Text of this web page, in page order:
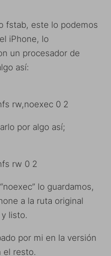
fstab, este lo podemos
iPhone, lo
un procesador de
así:
rw,noexec 0 2
por algo así;
rw 0 2
lo guardamos,
a la ruta original
listo.
por mi en la versión
el resto.